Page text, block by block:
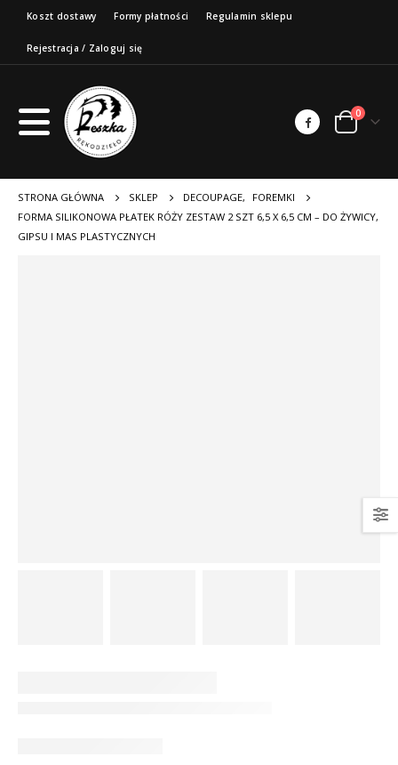
Koszt dostawy Formy płatności Regulamin sklepu
Rejestracja / Zaloguj się
0
STRONA GŁÓWNA SKLEP DECOUPAGE,
FOREMKI
FORMA SILIKONOWA PŁATEK RÓŻY ZESTAW 2 SZT 6,5 X 6,5 CM – DO ŻYWICY,
GIPSU I MAS PLASTYCZNYCH